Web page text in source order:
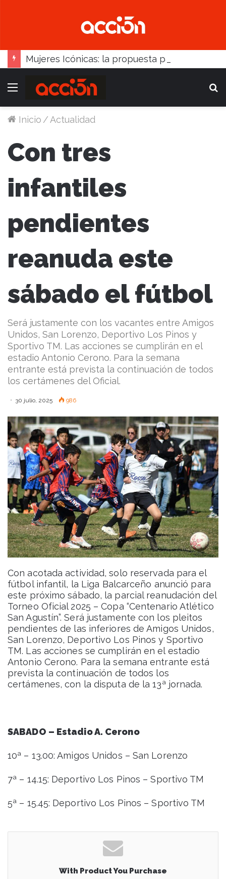
Menú
Inicio /Actualidad
Con tres
infantiles
pendientes
reanuda este
sábado el fútbol
Será justamente con los vacantes entre Amigos
Unidos, San Lorenzo, Deportivo Los Pinos y
Sportivo TM. Las acciones se cumplirán en el
estadio Antonio Cerono. Para la semana
entrante está prevista la continuación de todos
los certámenes del Oficial.
30 julio, 2025 986
Con acotada actividad, solo reservada para el
fútbol infantil, la Liga Balcarceño anunció para
este próximo sábado, la parcial reanudación del
Torneo Oficial 2025 – Copa “Centenario Atlético
San Agustín”. Será justamente con los pleitos
pendientes de las inferiores de Amigos Unidos,
San Lorenzo, Deportivo Los Pinos y Sportivo
TM. Las acciones se cumplirán en el estadio
Antonio Cerono. Para la semana entrante está
prevista la continuación de todos los
certámenes, con la disputa de la 13ª jornada.
SABADO – Estadio A. Cerono
10ª – 13.00: Amigos Unidos – San Lorenzo
7ª – 14.15: Deportivo Los Pinos – Sportivo TM
5ª – 15.45: Deportivo Los Pinos – Sportivo TM
With Product You Purchase